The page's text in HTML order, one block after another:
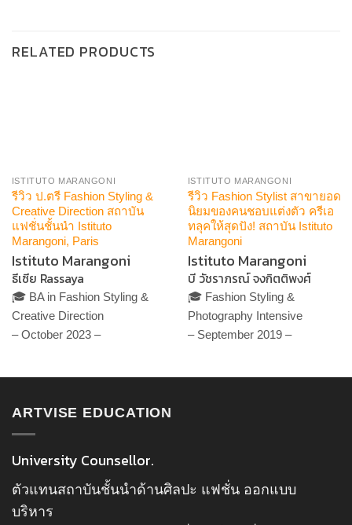
RELATED PRODUCTS
ISTITUTO MARANGONI
รีวิว ป.ตรี Fashion Styling &
Creative Direction สถาบัน
แฟชั่นชั้นนำ Istituto
Marangoni, Paris
Istituto Marangoni
ธีเซีย Rassaya
🎓 BA in Fashion Styling &
Creative Direction
– October 2023 –
ISTITUTO MARANGONI
รีวิว Fashion Stylist สาขายอด
นิยมของคนชอบแต่งตัว ครีเอ
ทลุคให้สุดปัง! สถาบัน Istituto
Marangoni
Istituto Marangoni
บี วัชราภรณ์ จงกิตติพงศ์
🎓 Fashion Styling &
Photography Intensive
– September 2019 –
ARTVISE EDUCATION
University Counsellor.
ตัวแทนสถาบันชั้นนำด้านศิลปะ แฟชั่น ออกแบบ
บริหาร